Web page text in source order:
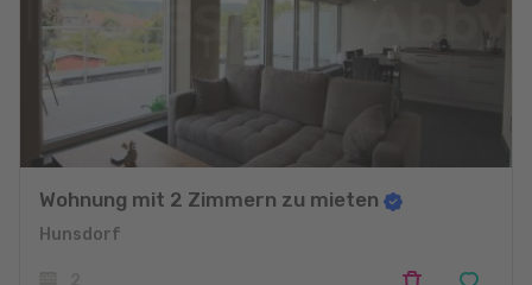
Wohnung mit 2 Zimmern zu mieten
Hunsdorf